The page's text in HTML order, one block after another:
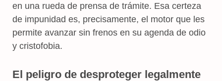
en una rueda de prensa de trámite. Esa certeza
de impunidad es, precisamente, el motor que les
permite avanzar sin frenos en su agenda de odio
y cristofobia.
El peligro de desproteger legalmente